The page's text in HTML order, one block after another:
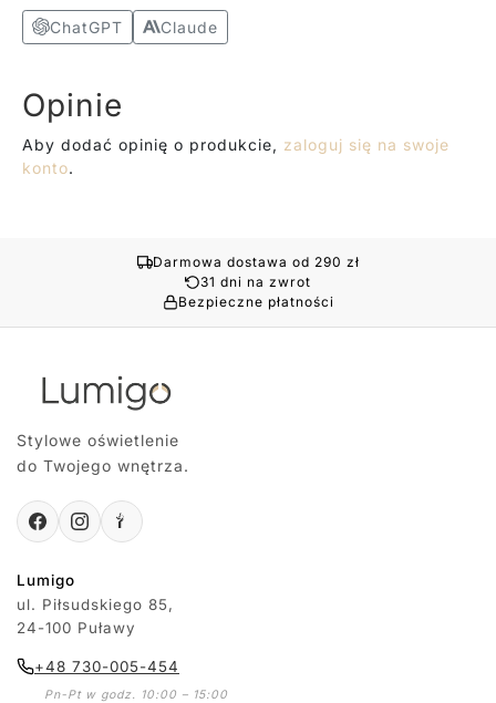
ChatGPT Claude
Opinie
Aby dodać opinię o produkcie, zaloguj się na swoje
konto.
Darmowa dostawa od 290 zł
31 dni na zwrot
Bezpieczne płatności
Stylowe oświetlenie
do Twojego wnętrza.
Lumigo
ul. Piłsudskiego 85,
24-100 Puławy
+48 730-005-454
Pn-Pt w godz. 10:00 – 15:00